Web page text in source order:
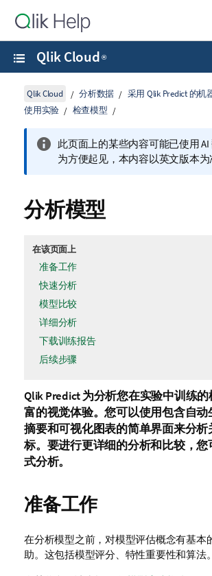
Qlik Cloud ®
Qlik Cloud 分析数据
采用 Qlik Predict 的机
使用实验
检查模型
此页面上的某些内容可能已使用 AI
为方便起见，本内容以英文版本为
分析模型
在该页面上
准备工作
快速分析
模型比较
详细分析
下载训练报告
后续步骤
Qlik Predict为分析您在实验中训练
富的视觉体验。您可以使用包含自动
摘要和可视化图表的简单界面来分析
标。要进行更详细的分析和比较，您
式分析。
准备工作
在分析模型之前，对模型评估概念有基本
助。这包括模型评分、特性重要性和算法。